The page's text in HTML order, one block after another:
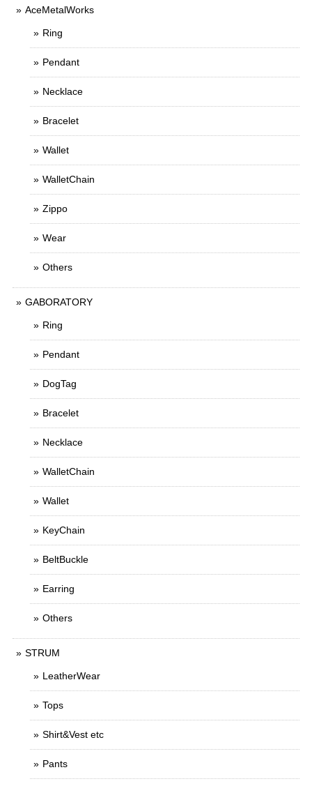
AceMetalWorks
Ring
Pendant
Necklace
Bracelet
Wallet
WalletChain
Zippo
Wear
Others
GABORATORY
Ring
Pendant
DogTag
Bracelet
Necklace
WalletChain
Wallet
KeyChain
BeltBuckle
Earring
Others
STRUM
LeatherWear
Tops
Shirt&Vest etc
Pants